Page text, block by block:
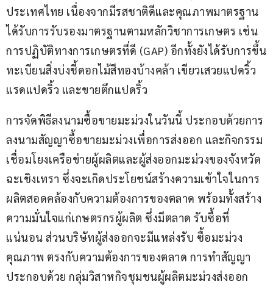
ประเทศไทย เนื่องจากมีรสชาติดีและคุณภาพมาตรฐาน
ได้รับการรับรองมาตรฐานตามหลักวิชาการเกษตร เช่น
การปฏิบัติทางการเกษตรที่ดี (GAP) อีกทั้งยังได้รับการขึ้น
ทะเบียนสิ่งบ่งชี้ดอกไม้สีทองบ้างคล้า เขียวเสวยแปดริ้ว
แรดแปดริ้ว และขายตึกแปดริ้ว
การจัดพิธีลงนามซื้อขายมะม่วงในวันนี้ ประกอบด้วยการ
ลงนามสัญญาซื้อขายมะม่วงเพื่อการส่งออก และกิจกรรม
เชื่อมโยงเครือข่ายผู้ผลิตและผู้ส่งออกมะม่วงของจังหวัด
ฉะเชิงเทรา ซึ่งจะเกิดประโยชน์สร้างความเข้าใจในการ
ผลิตสอดคล้องกับความต้องการของตลาด พร้อมทั้งสร้าง
ความมั่นใจแก่เกษตรกรผู้ผลิต ซึ่งมีตลาด รับซื้อที่
แน่นอน ส่วนบริษัทผู้ส่งออกจะมีแหล่งรับ ซื้อมะม่วง
คุณภาพ ตรงกับความต้องการของตลาด การทำสัญญา
ประกอบด้วย กลุ่มวิสาหกิจชุมชนผู้ผลิตมะม่วงส่งออก